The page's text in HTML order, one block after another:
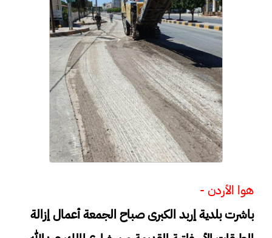
هوا الأردن -
باشرت بلدية إربد الكبرى صباح الجمعة أعمال إزالة